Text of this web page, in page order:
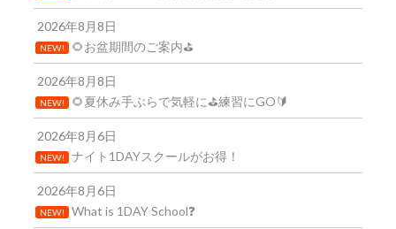
2026年8月8日
NEW! 🌻お盆期間のご案内⛳
2026年8月8日
NEW! 🌻夏休み手ぶらで気軽に⛳練習にGO🔰
2026年8月6日
NEW! ナイト1DAYスクールがお得！
2026年8月6日
NEW! What is 1DAY School❓